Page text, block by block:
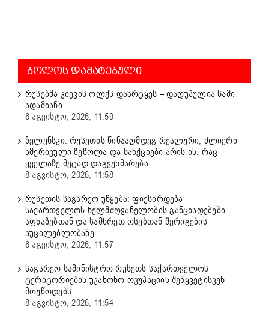
ᲑᲝᲚᲝᲡ ᲓᲐᲛᲐᲢᲔᲑᲣᲚᲘ
რუსებმა კიევის ოლქს დაარტყეს – დაღუპულია სამი
ადამიანი
8 აგვისტო, 2026, 11:59
ზელენსკი: რუსეთის წინააღმდეგ რეალური, ძლიერი
ამერიკული ზეწოლა და სანქციები არის ის, რაც
ყველაზე მეტად დაგვეხმარება
8 აგვისტო, 2026, 11:58
რუსეთის საგარეო უწყება: ფიქსირდება
საქართველოს ხელმძღვანელობის განცხადებები
აფხაზებთან და სამხრეთ ოსებთან შერიგების
აუცილებლობაზე
8 აგვისტო, 2026, 11:57
საგარეო სამინისტრო რუსეთს საქართველოს
ტერიტორიების უკანონო ოკუპაციის შეწყვეტისკენ
მოუწოდებს
8 აგვისტო, 2026, 11:54